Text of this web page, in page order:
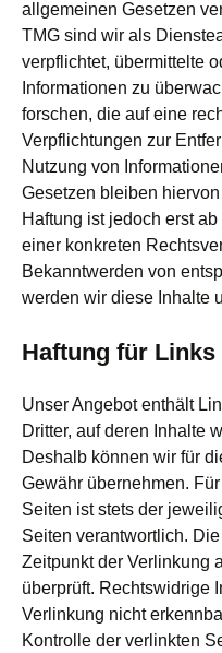
allgemeinen Gesetzen
TMG sind wir als
verpflichtet, übermittelte
Informationen zu
forschen, die auf eine
Verpflichtungen zur
Nutzung von
Gesetzen bleiben
Haftung ist jedoch erst
einer konkreten
Bekanntwerden von
werden wir diese Inhalte
Haftung für Links
Unser Angebot enthält
Dritter, auf deren Inhalte
Deshalb können wir für
Gewähr übernehmen.
Seiten ist stets der
Seiten verantwortlich.
Zeitpunkt der Verlinkung
überprüft. Rechtswidrige
Verlinkung nicht
Kontrolle der verlinkten